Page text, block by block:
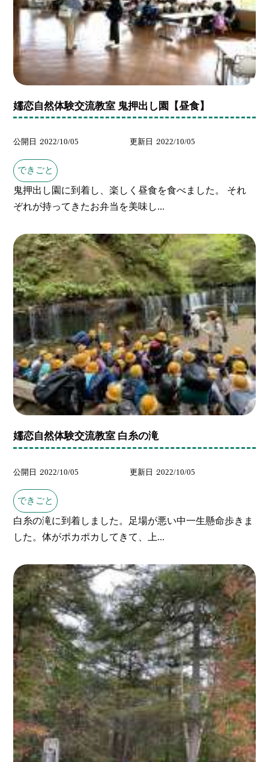
嬬恋自然体験交流教室 鬼押出し園【昼食】
公開日 2022/10/05 更新日 2022/10/05
できごと
鬼押出し園に到着し、楽しく昼食を食べました。 それ
ぞれが持ってきたお弁当を美味し...
嬬恋自然体験交流教室 白糸の滝
公開日 2022/10/05 更新日 2022/10/05
できごと
白糸の滝に到着しました。足場が悪い中一生懸命歩きま
した。体がポカポカしてきて、上...